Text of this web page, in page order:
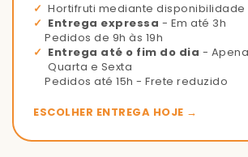
Hortifruti mediante disponibilidade
Entrega expressa - Em até 3h
Pedidos de 9h às 19h
Entrega até o fim do dia -
Quarta e Sexta
Pedidos até 15h - Frete reduzido
ESCOLHER ENTREGA HOJE →